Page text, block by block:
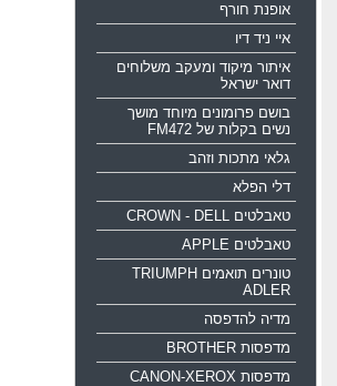
אופנת חורף
איי ניד דיו
איתור מיקוד ומעקב משלוחים
דואר ישראל
בושם פרומונים מיוחד מושך
נשים בקלות של FM472
גלאי מתכות וזהב
דלי הפלא
טאבלטים CROWN - DELL
טאבלטים APPLE
טונרים תואמים TRIUMPH
ADLER
מדיה להדפסה
מדפסות BROTHER
מדפסות CANON-XEROX